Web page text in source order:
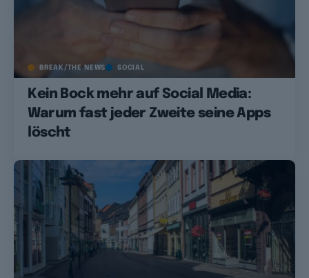
BREAK/THE NEWS SOCIAL
Kein Bock mehr auf Social Media:
Warum fast jeder Zweite seine Apps
löscht